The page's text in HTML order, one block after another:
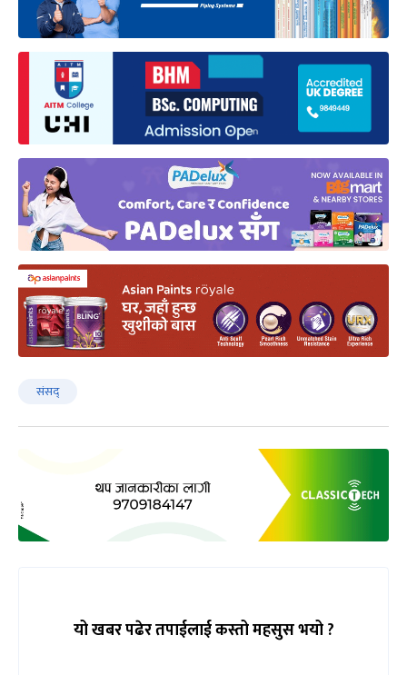
संसद्
यो खबर पढेर तपाईलाई कस्तो महसुस भयो ?